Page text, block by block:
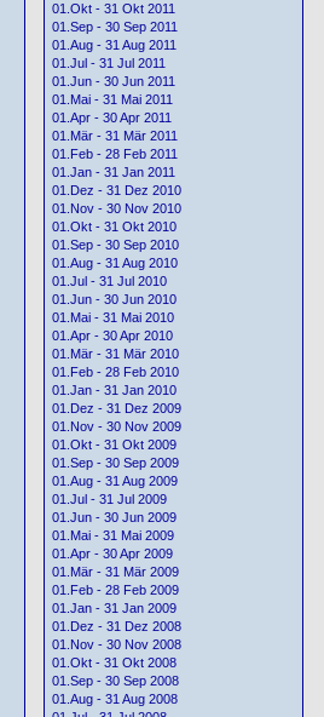
01.Okt - 31 Okt 2011
01.Sep - 30 Sep 2011
01.Aug - 31 Aug 2011
01.Jul - 31 Jul 2011
01.Jun - 30 Jun 2011
01.Mai - 31 Mai 2011
01.Apr - 30 Apr 2011
01.Mär - 31 Mär 2011
01.Feb - 28 Feb 2011
01.Jan - 31 Jan 2011
01.Dez - 31 Dez 2010
01.Nov - 30 Nov 2010
01.Okt - 31 Okt 2010
01.Sep - 30 Sep 2010
01.Aug - 31 Aug 2010
01.Jul - 31 Jul 2010
01.Jun - 30 Jun 2010
01.Mai - 31 Mai 2010
01.Apr - 30 Apr 2010
01.Mär - 31 Mär 2010
01.Feb - 28 Feb 2010
01.Jan - 31 Jan 2010
01.Dez - 31 Dez 2009
01.Nov - 30 Nov 2009
01.Okt - 31 Okt 2009
01.Sep - 30 Sep 2009
01.Aug - 31 Aug 2009
01.Jul - 31 Jul 2009
01.Jun - 30 Jun 2009
01.Mai - 31 Mai 2009
01.Apr - 30 Apr 2009
01.Mär - 31 Mär 2009
01.Feb - 28 Feb 2009
01.Jan - 31 Jan 2009
01.Dez - 31 Dez 2008
01.Nov - 30 Nov 2008
01.Okt - 31 Okt 2008
01.Sep - 30 Sep 2008
01.Aug - 31 Aug 2008